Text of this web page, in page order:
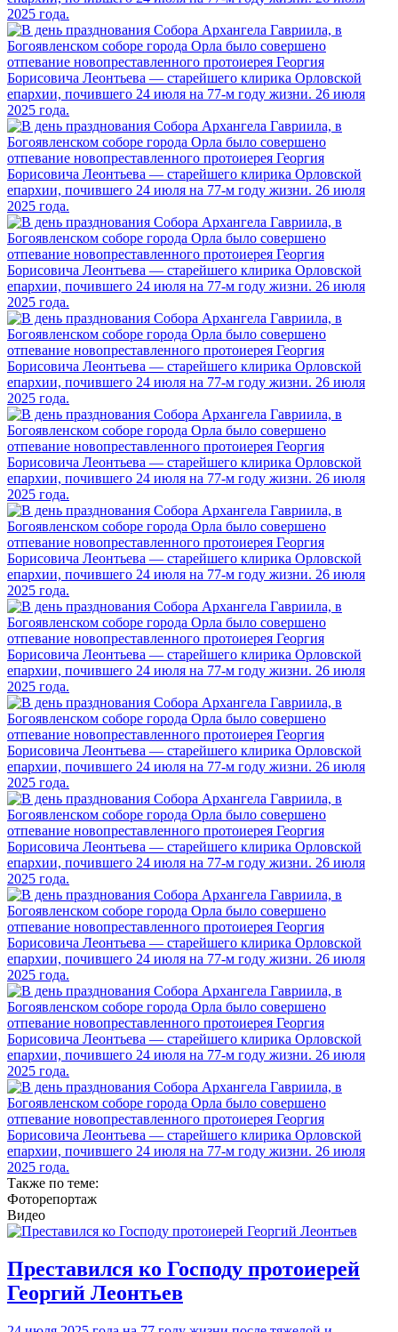
Также по теме:
Фоторепортаж
Видео
Преставился ко Господу протоиерей
Георгий Леонтьев